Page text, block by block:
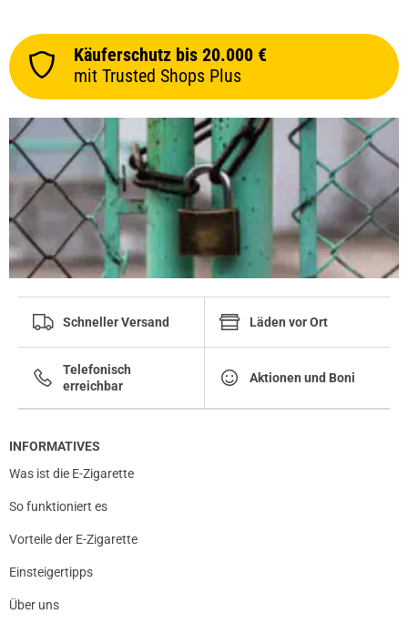
Käuferschutz bis 20.000 €
mit Trusted Shops Plus
Schneller Versand Läden vor Ort
Telefonisch
erreichbar
Aktionen und Boni
INFORMATIVES
Was ist die E-Zigarette
So funktioniert es
Vorteile der E-Zigarette
Einsteigertipps
Über uns